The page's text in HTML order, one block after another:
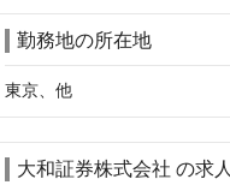
勤務地の所在地
東京、他
大和証券株式会社 の求人